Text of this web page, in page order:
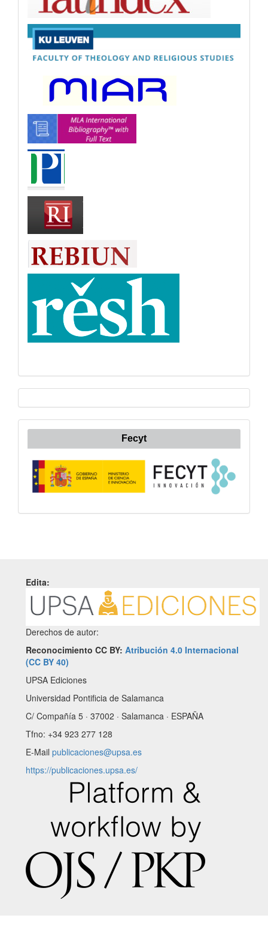
Fecyt
Edita:
Derechos de autor:
Reconocimiento CC BY: Atribución 4.0 Internacional
(CC BY 40)
UPSA Ediciones
Universidad Pontificia de Salamanca
C/ Compañía 5 · 37002 · Salamanca · ESPAÑA
Tfno: +34 923 277 128
E-Mail publicaciones@upsa.es
https://publicaciones.upsa.es/